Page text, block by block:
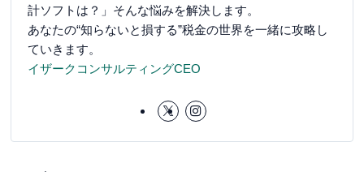
計ソフトは？」そんな悩みを解決します。
あなたの“知らないと損する”税金の世界を一緒に攻略し
ていきます。
イザークコンサルティングCEO